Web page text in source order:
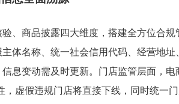
、商品披露四大维度，搭建全方位合
体名称、统一社会信用代码、经营地址
息变动需及时更新。门店监管层面，电
，虚假违规门店将直接下线，同时统一